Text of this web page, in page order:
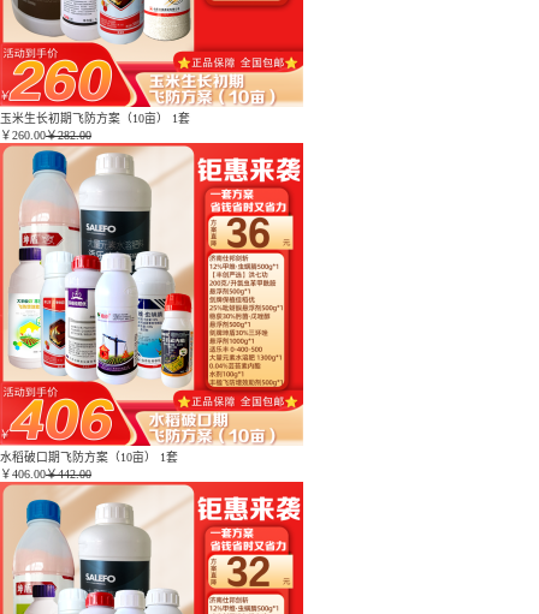
玉米生长初期飞防方案（10亩） 1套
￥260.00￥282.00
水稻破口期飞防方案（10亩） 1套
￥406.00￥442.00